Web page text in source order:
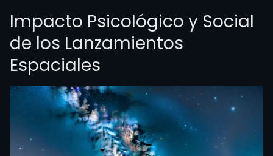
Impacto Psicológico y Social
de los Lanzamientos
Espaciales